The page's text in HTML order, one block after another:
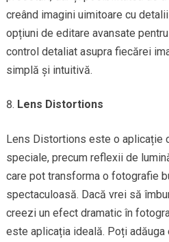
creând imagini uimitoare cu
opțiuni de editare avansate
control detaliat asupra fiecărei
simplă și intuitivă.
Lens Distortions
Lens Distortions este o aplicație
speciale, precum reflexii de
care pot transforma o fotografie
spectaculoasă. Dacă vrei să
creezi un efect dramatic în
este aplicația ideală. Poți